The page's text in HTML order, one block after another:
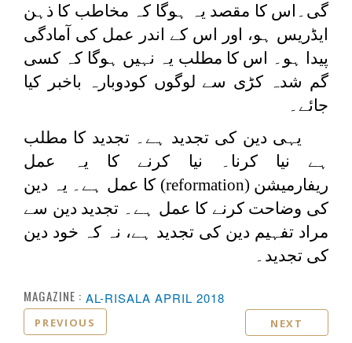
گی۔اس کا مقصد یہ ہوگا کہ مخاطب کا ذہن
ایڈریس ہو، اور اس کے اندر عمل کی آمادگی
پیدا ہو۔ اس کا مطلب یہ نہیں ہوگا کہ کسی
گم شدہ کڑی سے لوگوں کودوبارہ باخبر کیا
جائے۔
یہی دین کی تجدید ہے۔ تجدید کا مطلب
ہے نیا کرنا۔ نیا کرنے کا یہ عمل
ریفارمیشن (reformation) کا عمل ہے۔ یہ دین
کی وضاحت کرنے کا عمل ہے۔ تجدید دین سے
مراد تفہیم دین کی تجدید ہے، نہ کہ خود دین
کی تجدید۔
MAGAZINE : AL-RISALA APRIL 2018
PREVIOUS NEXT